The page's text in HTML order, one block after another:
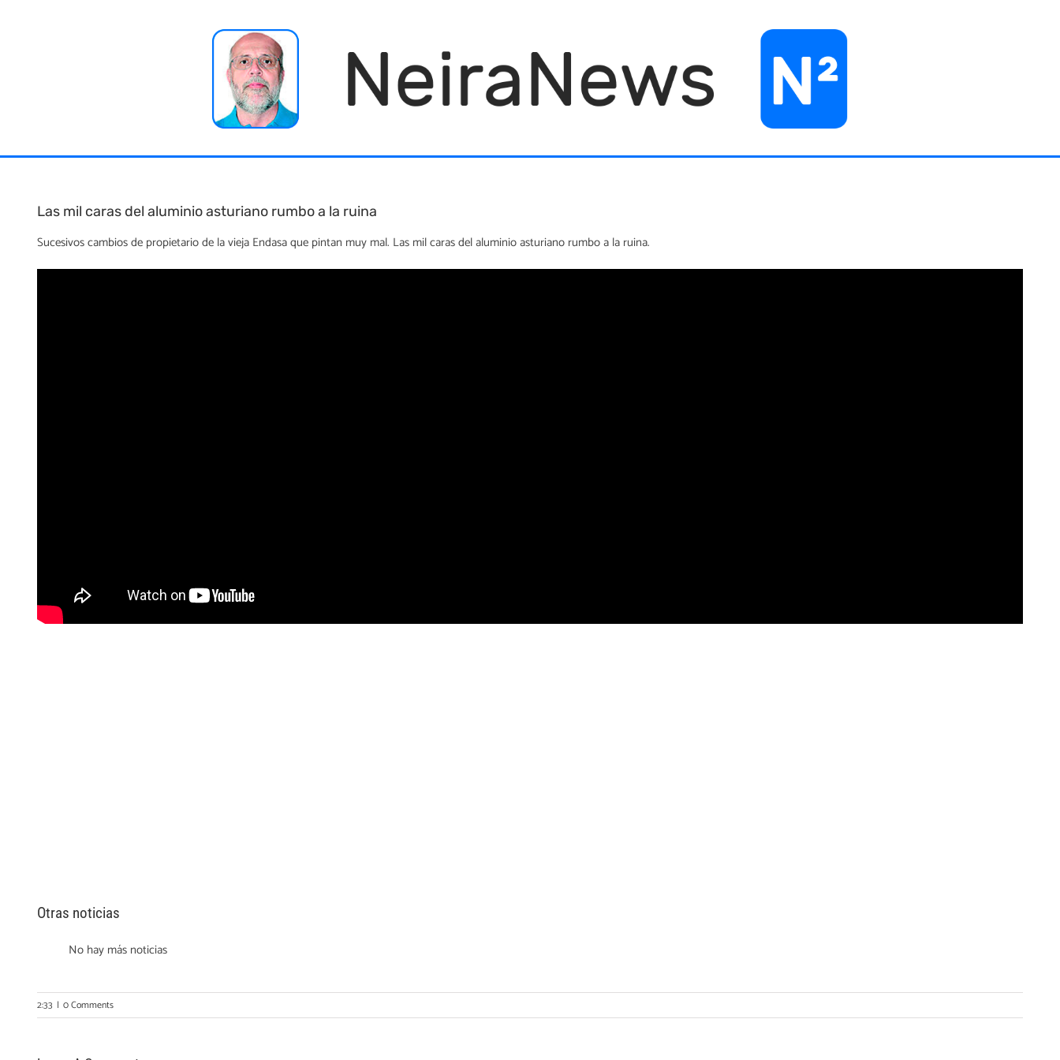
Las mil caras del aluminio asturiano rumbo a la ruina
Sucesivos cambios de propietario de la vieja Endasa que pintan muy mal. Las mil caras del aluminio asturiano rumbo a la ruina.
Otras noticias
No hay más noticias
2:33 | 0 Comments